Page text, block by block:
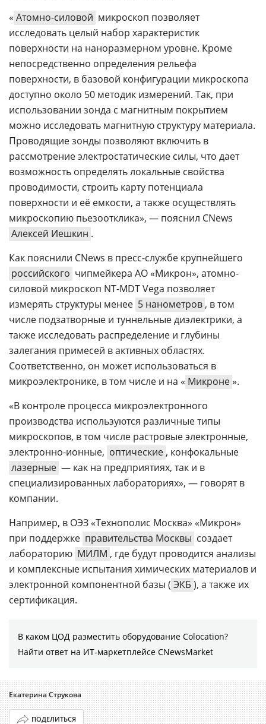
« Атомно-силовой микроскоп позволяет
исследовать целый набор характеристик
поверхности на наноразмерном уровне. Кроме
непосредственно определения рельефа
поверхности, в базовой конфигурации микроскопа
доступно около 50 методик измерений. Так, при
использовании зонда с магнитным покрытием
можно исследовать магнитную структуру материала.
Проводящие зонды позволяют включить в
рассмотрение электростатические силы, что дает
возможность определять локальные свойства
проводимости, строить карту потенциала
поверхности и её емкости, а также осуществлять
микроскопию пьезоотклика», — пояснил CNews
Алексей Иешкин .
Как пояснили CNews в пресс-службе крупнейшего
российского чипмейкера АО «Микрон», атомно-
силовой микроскоп NT-MDT Vega позволяет
измерять структуры менее 5 нанометров , в том
числе подзатворные и туннельные диэлектрики, а
также исследовать распределение и глубины
залегания примесей в активных областях.
Соответственно, он может использоваться в
микроэлектронике, в том числе и на « Микроне».
«В контроле процесса микроэлектронного
производства используются различные типы
микроскопов, в том числе растровые электронные,
электронно-ионные, оптические , конфокальные
лазерные — как на предприятиях, так и в
специализированных лабораториях», — говорят в
компании.
Например, в ОЭЗ «Технополис Москва» «Микрон»
при поддержке правительства Москвы создает
лабораторию МИЛМ , где будут проводится анализы
и комплексные испытания химических материалов и
электронной компонентной базы ( ЭКБ ), а также их
сертификация.
В каком ЦОД разместить оборудование Colocation?
Найти ответ на ИТ-маркетплейсе CNewsMarket
Екатерина Струкова
ПОДЕЛИТЬСЯ